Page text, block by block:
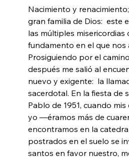
Nacimiento y
gran familia de Dios:  este
las múltiples misericordias
fundamento en el que nos
Prosiguiendo por el
después me salió al
nuevo y exigente:  la
sacerdotal. En la fiesta de
Pablo de 1951, cuando
yo —éramos más de
encontramos en la
postrados en el suelo se
santos en favor nuestro,